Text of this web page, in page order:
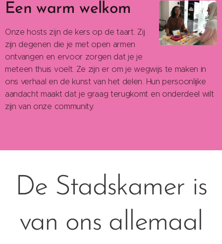
Een warm welkom
Onze hosts zijn de kers op de taart. Zij
zijn degenen die je met open armen
ontvangen en ervoor zorgen dat je je
meteen thuis voelt. Ze zijn er om je wegwijs te maken in
ons verhaal en de kunst van het delen. Hun persoonlijke
aandacht maakt dat je graag terugkomt en onderdeel wilt
zijn van onze community.
De Stadskamer is
van ons allemaal